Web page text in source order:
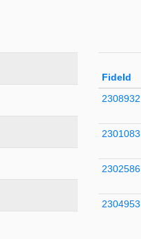
FideId
2308932
2301083
2302586
2304953